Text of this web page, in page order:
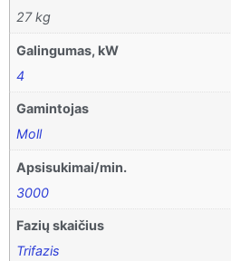
27 kg
Galingumas, kW
4
Gamintojas
Moll
Apsisukimai/min.
3000
Fazių skaičius
Trifazis